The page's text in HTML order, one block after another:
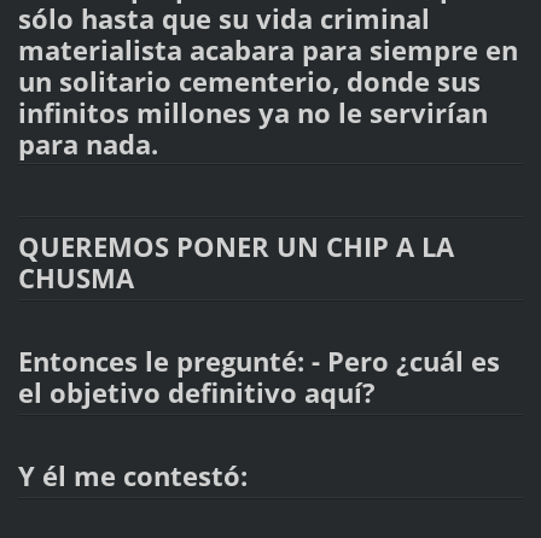
sólo hasta que su vida criminal
materialista acabara para siempre en
un solitario cementerio, donde sus
infinitos millones ya no le servirían
para nada.
QUEREMOS PONER UN CHIP A LA
CHUSMA
Entonces le pregunté: - Pero ¿cuál es
el objetivo definitivo aquí?
Y él me contestó: